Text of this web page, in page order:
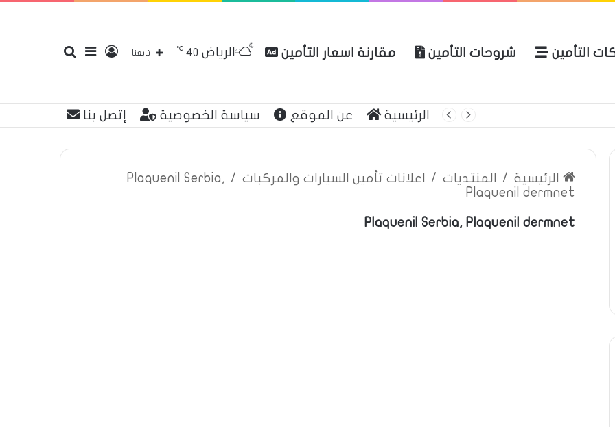
التأمين شروحات التأمين مقارنة اسعار التأمين إضافة
عمود
تسجيل
الدخول
تابعنا الرياض 40
℃
الرئيسية عن الموقع سياسة الخصوصية إتصل بنا
الرئيسية / المنتديات / اعلانات تأمين السيارات والمركبات /
Plaquenil Serbia,
Plaquenil dermnet
Plaquenil Serbia, Plaquenil dermnet